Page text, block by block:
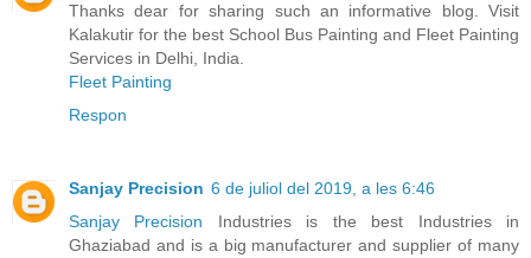
Thanks dear for sharing such an informative blog. Visit
Kalakutir for the best School Bus Painting and Fleet Painting
Services in Delhi, India.
Fleet Painting
Respon
Sanjay Precision 6 de juliol del 2019, a les 6:46
Sanjay Precision Industries is the best Industries in
Ghaziabad and is a big manufacturer and supplier of many